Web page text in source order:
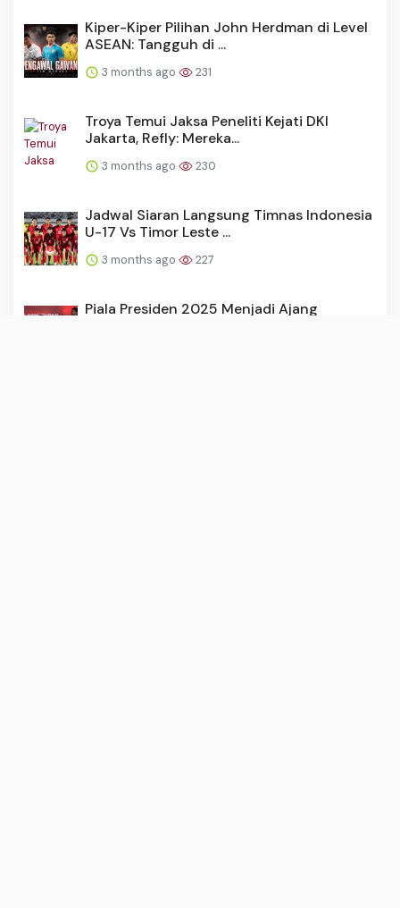
Kiper-Kiper Pilihan John Herdman di Level
ASEAN: Tangguh di ...
3 months ago 231
Troya Temui Jaksa Peneliti Kejati DKI
Jakarta, Refly: Mereka...
3 months ago 230
Jadwal Siaran Langsung Timnas Indonesia
U-17 Vs Timor Leste ...
3 months ago 227
Piala Presiden 2025 Menjadi Ajang